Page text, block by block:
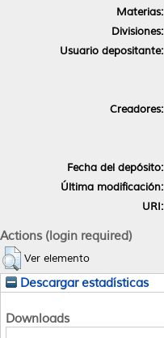
Materias:
Divisiones:
Usuario depositante:
Creadores:
Fecha del depósito:
Última modificación:
URI:
Actions (login required)
Ver elemento
Descargar estadísticas
Downloads